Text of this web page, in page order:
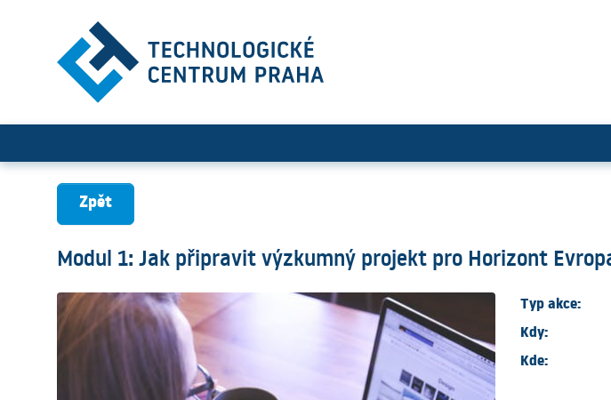
Modul 1: Jak připravit výzkumný projekt pro
Zpět
Modul 1: Jak připravit výzkumný projekt pro Horizont
Typ akce:
Kdy:
Kde: